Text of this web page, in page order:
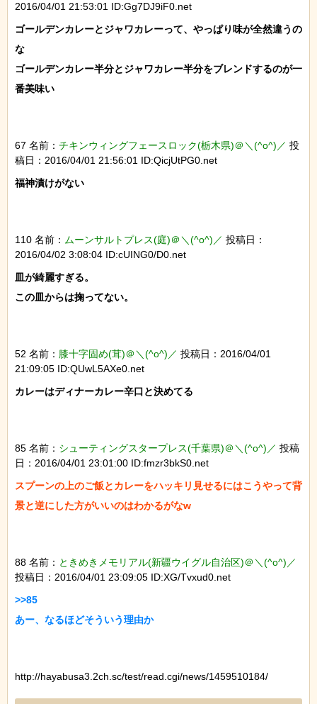
2016/04/01 21:53:01 ID:Gg7DJ9iF0.net
ゴールデンカレーとジャワカレーって、やっぱり味が全然違うの
な
ゴールデンカレー半分とジャワカレー半分をブレンドするのが一
番美味い
67 名前： チキンウィングフェースロック(栃木県)＠＼(^o^)／ 投
稿日：2016/04/01 21:56:01 ID:QicjUtPG0.net
福神漬けがない
110 名前： ムーンサルトプレス(庭)＠＼(^o^)／ 投稿日：
2016/04/02 3:08:04 ID:cUING0/D0.net
皿が綺麗すぎる。
この皿からは掬ってない。
52 名前： 膝十字固め(茸)＠＼(^o^)／ 投稿日：2016/04/01
21:09:05 ID:QUwL5AXe0.net
カレーはディナーカレー辛口と決めてる
85 名前： シューティングスタープレス(千葉県)＠＼(^o^)／ 投稿
日：2016/04/01 23:01:00 ID:fmzr3bkS0.net
スプーンの上のご飯とカレーをハッキリ見せるにはこうやって背
景と逆にした方がいいのはわかるがなw
88 名前： ときめきメモリアル(新疆ウイグル自治区)＠＼(^o^)／
投稿日：2016/04/01 23:09:05 ID:XG/Tvxud0.net
>>85
あー、なるほどそういう理由か
http://hayabusa3.2ch.sc/test/read.cgi/news/1459510184/